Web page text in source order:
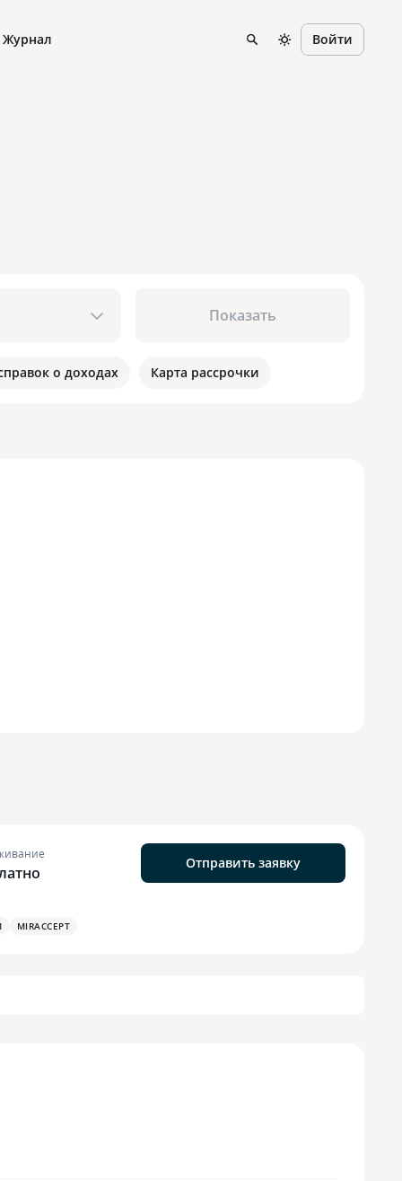
Журнал Войти
Показать
о доходах Карта рассрочки
Отправить заявку
MIRACCEPT